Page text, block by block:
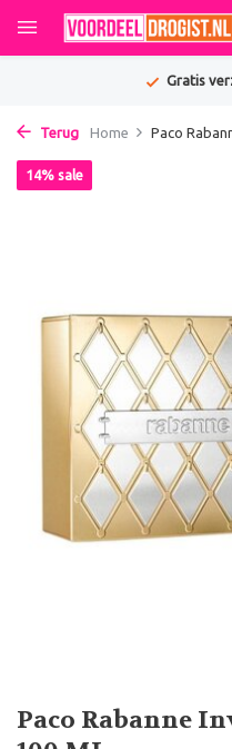
Gratis
Terug Home Paco
Paco Rabanne
14% sale